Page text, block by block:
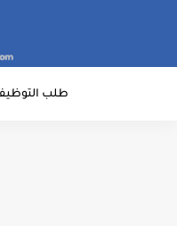
طلب التوظيف